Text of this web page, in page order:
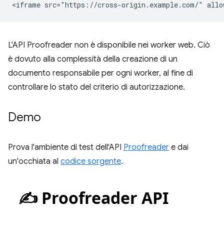
L'API Proofreader non è disponibile nei worker web. Ciò
è dovuto alla complessità della creazione di un
documento responsabile per ogni worker, al fine di
controllare lo stato del criterio di autorizzazione.
Demo
Prova l'ambiente di test dell'API Proofreader e dai
un'occhiata al codice sorgente.